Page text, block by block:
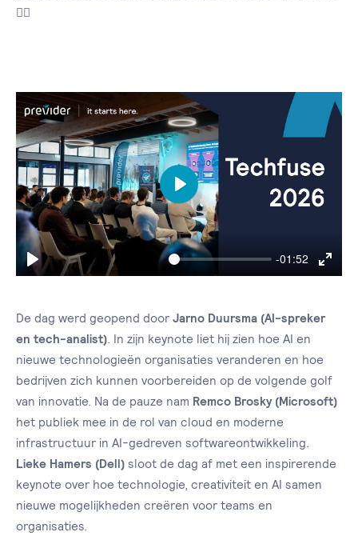
👉🏻
Play
-01:52
Enter
Play
De dag werd geopend door Jarno Duursma (AI-spreker
en tech-analist) . In zijn keynote liet hij zien hoe AI en
nieuwe technologieën organisaties veranderen en hoe
bedrijven zich kunnen voorbereiden op de volgende golf
van innovatie. Na de pauze nam Remco Brosky (Microsoft)
het publiek mee in de rol van cloud en moderne
infrastructuur in AI-gedreven softwareontwikkeling.
Lieke Hamers (Dell) sloot de dag af met een inspirerende
keynote over hoe technologie, creativiteit en AI samen
nieuwe mogelijkheden creëren voor teams en
organisaties.